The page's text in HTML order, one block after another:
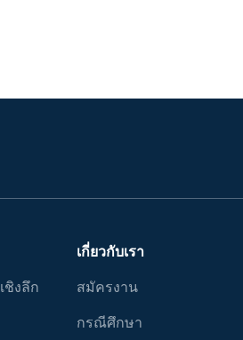
ชิงลึก
เกี่ยวกับเรา
สมัครงาน
กรณีศึกษา